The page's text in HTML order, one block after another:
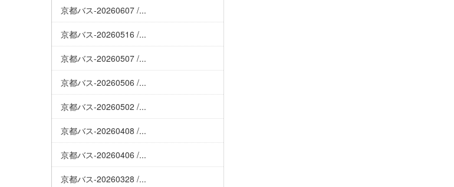
京都バス-20260607 /...
京都バス-20260516 /...
京都バス-20260507 /...
京都バス-20260506 /...
京都バス-20260502 /...
京都バス-20260408 /...
京都バス-20260406 /...
京都バス-20260328 /...